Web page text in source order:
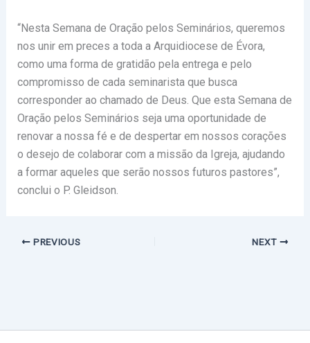
“Nesta Semana de Oração pelos Seminários, queremos
nos unir em preces a toda a Arquidiocese de Évora,
como uma forma de gratidão pela entrega e pelo
compromisso de cada seminarista que busca
corresponder ao chamado de Deus. Que esta Semana de
Oração pelos Seminários seja uma oportunidade de
renovar a nossa fé e de despertar em nossos corações
o desejo de colaborar com a missão da Igreja, ajudando
a formar aqueles que serão nossos futuros pastores”,
conclui o P. Gleidson.
PREVIOUS NEXT